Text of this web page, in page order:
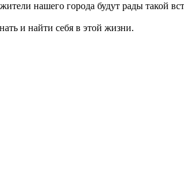
нашего города будут рады такой
и найти себя в этой жизни.